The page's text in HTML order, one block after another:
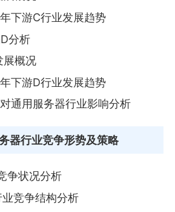
下游C行业发展趋势
分析
展概况
下游D行业发展趋势
通用服务器行业影响分析
器行业竞争形势及策略
争状况分析
业竞争结构分析